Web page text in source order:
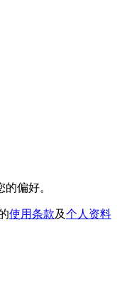
的偏好。
使用条款及个人资料